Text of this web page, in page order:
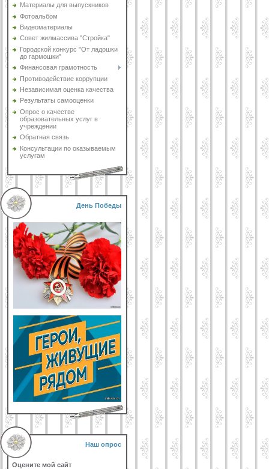
Материалы для выпускников
Фотоальбом
Видеоматериалы
Совет жилмассива "Стройка"
Городской конкурс "От ладошки
до гармошки"
Финансовая грамотность
Противодействие коррупции
Независимая оценка качества
Результаты самооценки
Опрос о качестве
образовательных услуг в
учреждении
Обратная связь
Консультации по оказываемым
услугам
День Победы
Наш опрос
Оцените мой сайт